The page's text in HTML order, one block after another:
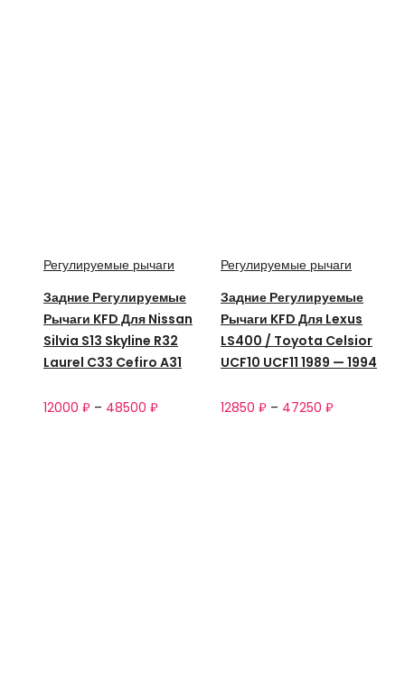
Регулируемые рычаги
Задние Регулируемые
Рычаги KFD Для Nissan
Silvia S13 Skyline R32
Laurel C33 Cefiro A31
12000 ₽ – 48500 ₽
Регулируемые рычаги
Задние Регулируемые
Рычаги KFD Для Lexus
LS400 / Toyota Celsior
UCF10 UCF11 1989 — 1994
12850 ₽ – 47250 ₽